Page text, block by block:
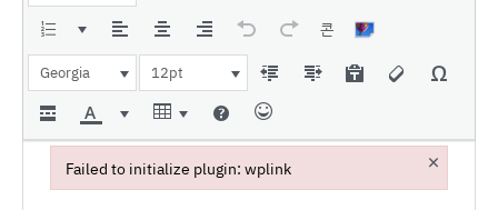
콘
Georgia 12pt
Failed to initialize plugin: wplink ×
Failed to initialize plugin: wplink